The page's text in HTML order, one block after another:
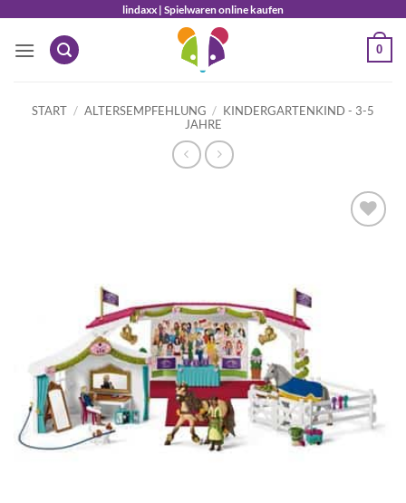
springen
lindaxx | Spielwaren online kaufen
0
START / ALTERSEMPFEHLUNG / KINDERGARTENKIND - 3-5
JAHRE